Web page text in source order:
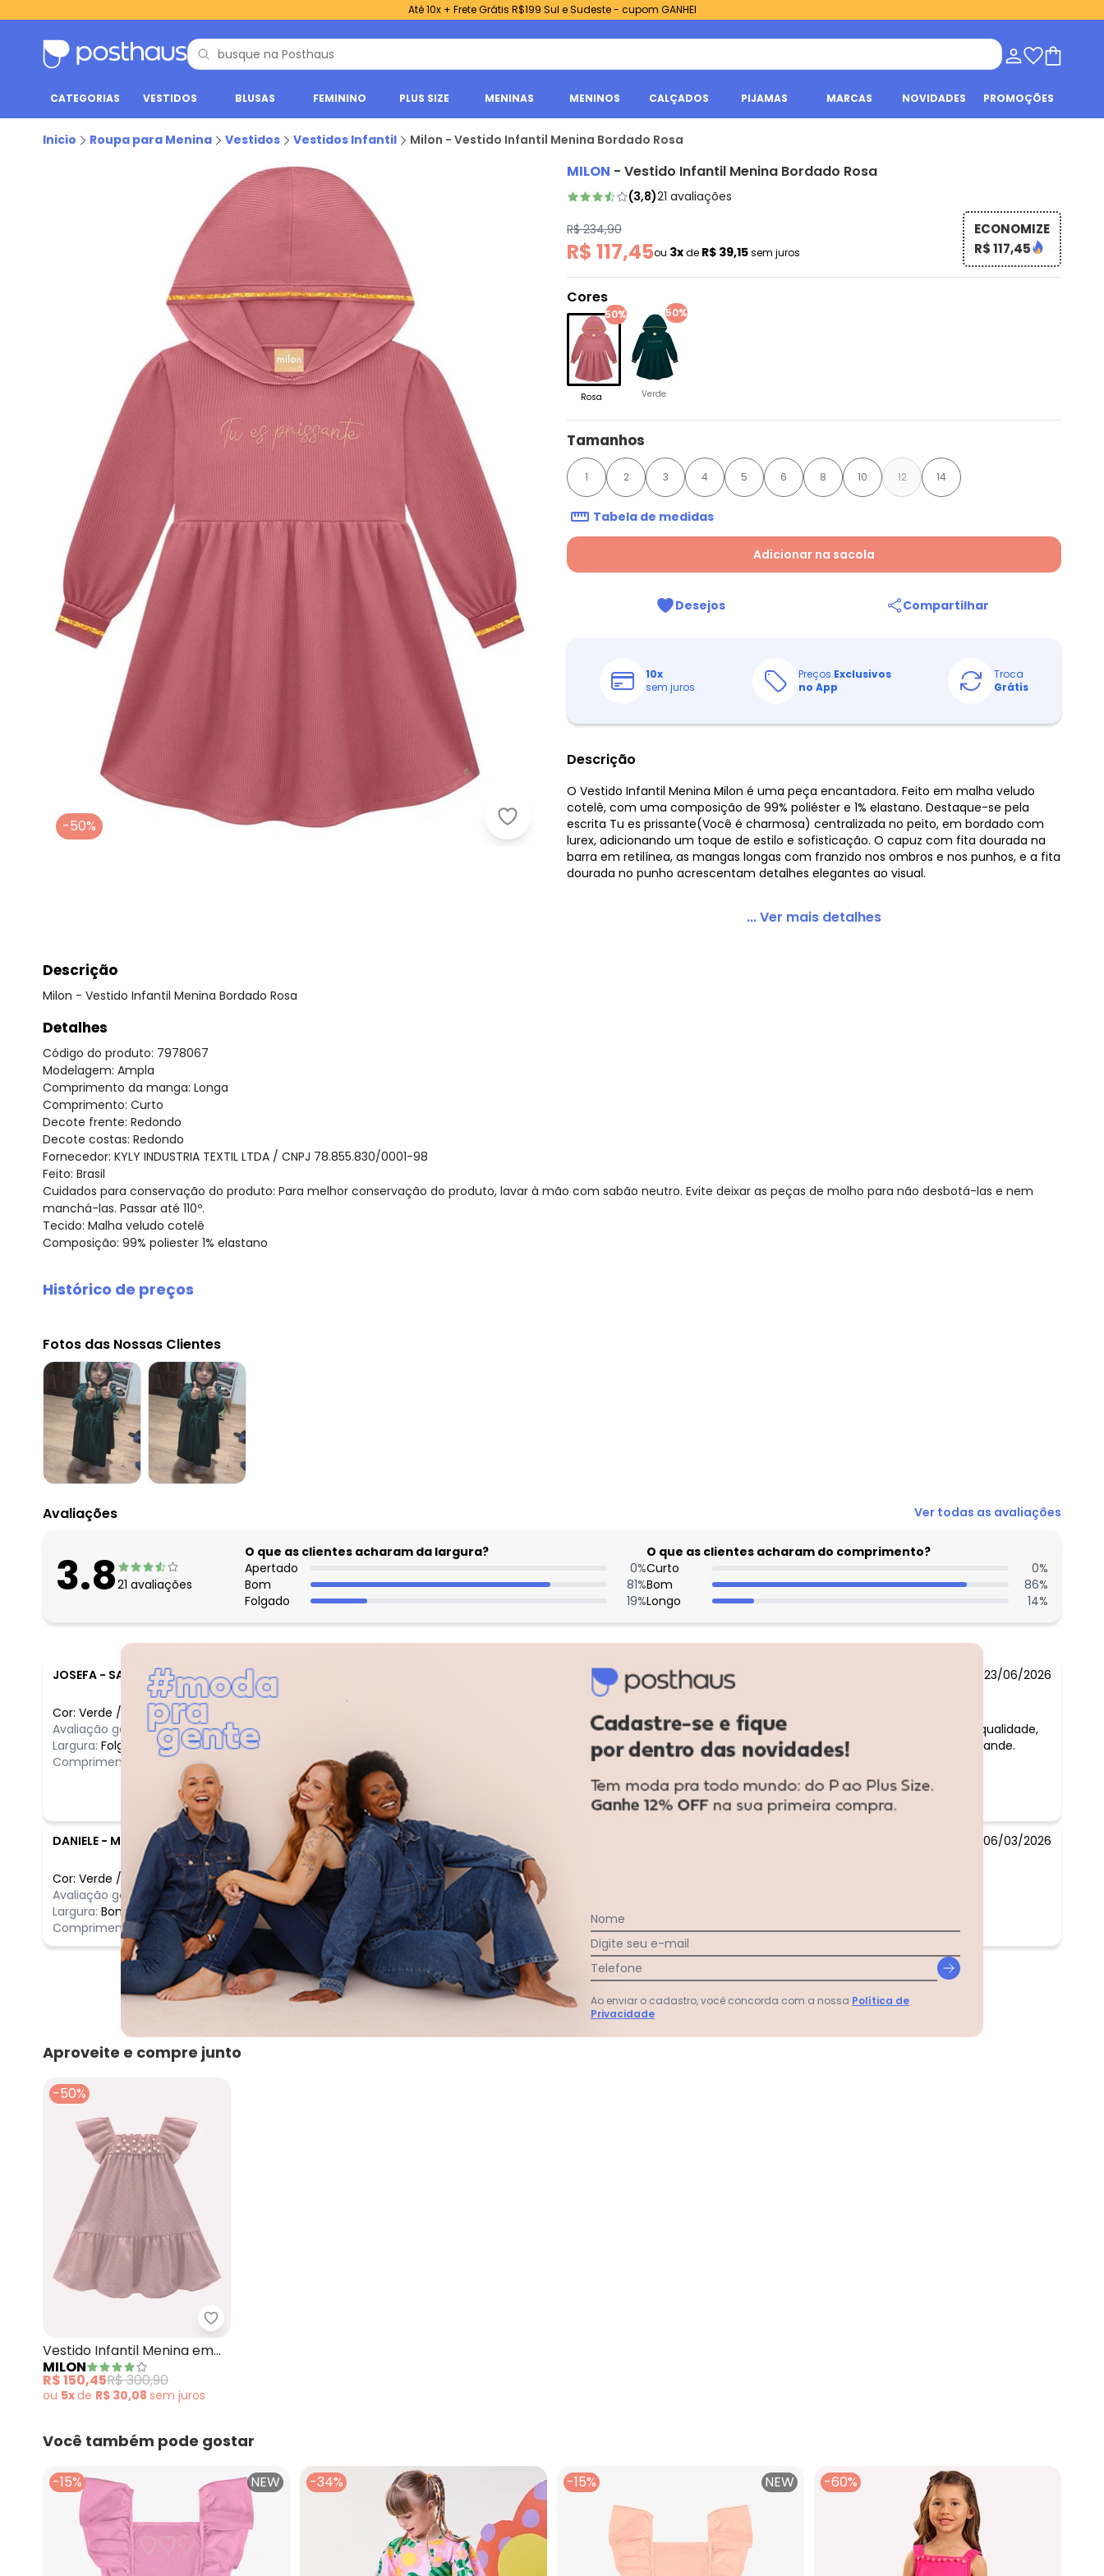
Até 10x + Frete Grátis R$199 Sul e Sudeste - cupom GANHEI
CATEGORIAS VESTIDOS BLUSAS FEMININO PLUS SIZE MENINAS MENINOS CALÇADOS PIJAMAS MARCAS NOVIDADES PROMOÇÕES
Inicio Roupa para Menina Vestidos Vestidos Infantil Milon - Vestido Infantil Menina Bordado Rosa
Milon - Vestido Infantil Menina Bordado Rosa
-50%
MILON - Vestido Infantil Menina Bordado Rosa
(3,8)21 avaliações
R$ 234,90
R$ 117,45ou 3xde R$ 39,15sem juros
ECONOMIZE
R$ 117,45
Cores
50%
Rosa
50%
Verde
Tamanhos
1 2 3 4 5 6 8 10 12 14
Tabela de medidas
Adicionar na sacola
Desejos Compartilhar
10x
sem juros
Preços Exclusivos
no App
Troca
Grátis
Descrição
O Vestido Infantil Menina Milon é uma peça encantadora. Feito em malha veludo
cotelê, com uma composição de 99% poliéster e 1% elastano. Destaque-se pela
escrita Tu es prissante(Você é charmosa) centralizada no peito, em bordado com
lurex, adicionando um toque de estilo e sofisticação. O capuz com fita dourada na
barra em retilínea, as mangas longas com franzido nos ombros e nos punhos, e a fita
dourada no punho acrescentam detalhes elegantes ao visual.
... Ver mais detalhes
Descrição
Milon - Vestido Infantil Menina Bordado Rosa
Detalhes
Código do produto: 7978067
Modelagem: Ampla
Comprimento da manga: Longa
Comprimento: Curto
Decote frente: Redondo
Decote costas: Redondo
Fornecedor: KYLY INDUSTRIA TEXTIL LTDA / CNPJ 78.855.830/0001-98
Feito: Brasil
Cuidados para conservação do produto: Para melhor conservação do produto, lavar à mão com sabão neutro. Evite deixar as peças de molho para não desbotá-las e nem
manchá-las. Passar até 110º.
Tecido: Malha veludo cotelê
Composição: 99% poliester 1% elastano
Histórico de preços
agosto/2026
julho/2026
junho/2026
maio/2026
abril/2026
março/2026
fevereiro/2026
Fotos das Nossas Clientes
Avaliações Ver todas as avaliações
3.821 avaliações
O que as clientes acharam da largura?
Apertado
0%
Bom
81%
Folgado
19%
O que as clientes acharam do comprimento?
Curto
0%
Bom
86%
Longo
14%
JOSEFA - SAO JOSE DOS CAMPOS - SP 23/06/2026
Cor: Verde /
Avaliação geral do produto: Bom
Largura: Folgado
Comprimento:
Longo
o vestido é de boa qualidade,
porém a fôrma é grande.
DANIELE - MARTINOPOLIS - SP 06/03/2026
Cor: Verde /
10
Avaliação geral do produto: Incrível
Largura: Bom
Comprimento:Bom
Comentário:
Incrível
Ver todas as avaliações
Aproveite e compre junto
-50%
Vestido Infantil Menina em Voil Milon (Rosa)
Vestido Infantil Menina em
Voil Milon (Rosa)
MILON
R$ 150,45R$ 300,90
ou 5xde R$ 30,08 sem juros
Você também pode gostar
-15% NEW -34% -15% NEW -60%
Nome
Digite seu e-mail
Telefone
Ao enviar o cadastro, você concorda com a nossa Política de
Privacidade